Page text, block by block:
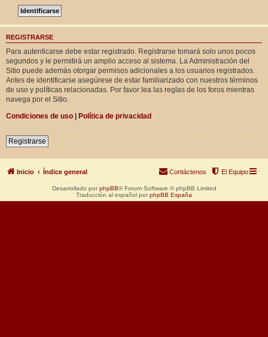
REGISTRARSE
Para autenticarse debe estar registrado. Registrarse tomará solo unos pocos
segundos y le permitirá un amplio acceso al sistema. La Administración del
Sitio puede además otorgar permisos adicionales a los usuarios registrados.
Antes de identificarse asegúrese de estar familiarizado con nuestros términos
de uso y políticas relacionadas. Por favor lea las reglas de los foros mientras
navega por el Sitio.
Condiciones de uso | Política de privacidad
Registrarse
Inicio Índice general El Equipo
Contáctenos
Desarrollado por phpBB® Forum Software © phpBB Limited
Traducción al español por phpBB España